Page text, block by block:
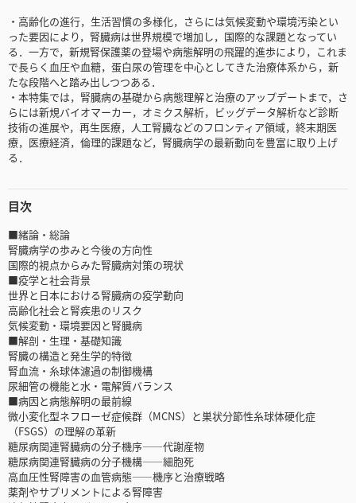
・高齢化の進行，生活習慣の多様化，さらには気候変動や環境汚染とい
った要因により，腎臓病は世界規模で増加し，国際的な課題となってい
る．一方で，新規腎保護薬の登場や病態解明の飛躍的進歩により，これま
で長らく血圧や血糖，蛋白尿の管理を中心としてきた治療体系から，新
たな段階へと踏み出しつつある．
・本特集では，腎臓病の基礎から病態理解と治療のアップデートまで，さ
らには新規バイオマーカー，オミクス解析，ビッグデータ解析など診断
技術の進展や，再生医療，人工腎臓などのフロンティア領域，終末期医
療，医療経済，倫理的課題など，腎臓病学の最新動向を豊富に取り上げ
る．
目次
■緒論・総論
腎臓病学の歩みと今後の方向性
国際的視点からみた腎臓病対策の現状
■疫学と社会背景
世界と日本における腎臓病の疫学動向
高齢化社会と腎疾患のリスク
気候変動・環境要因と腎臓病
■解剖・生理・基礎知識
腎臓の構造と発生学的特徴
腎血流・糸球体濾過の制御機構
尿細管の機能と水・電解質バランス
■病因と病態解明の最前線
微小変化型ネフローゼ症候群（MCNS）と巣状分節性糸球体硬化症
（FSGS）の理解の革新
糖尿病関連腎臓病の分子機序――代謝産物
糖尿病関連腎臓病の分子機構――細胞死
高血圧性腎障害の血管病態――機序と治療戦略
薬剤やサプリメントによる腎障害